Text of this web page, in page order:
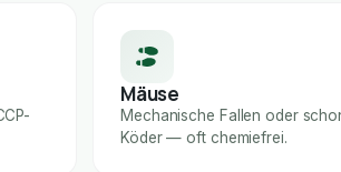
Mäuse
Mechanische Fallen oder
Köder — oft chemiefrei.